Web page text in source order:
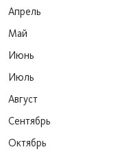
Апрель
Май
Июнь
Июль
Август
Сентябрь
Октябрь